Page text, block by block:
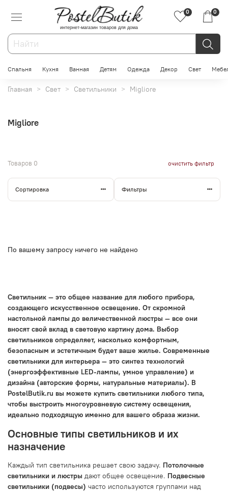
интернет-магазин товаров для дома
0 0
Спальня Кухня Ванная Детям Одежда Декор Свет
Главная Свет Светильники Migliore
Migliore
Товаров 0 очистить фильтр
Сортировка Фильтры
По вашему запросу ничего не найдено
Светильник — это общее название для любого прибора,
создающего искусственное освещение. От скромной
настольной лампы до величественной люстры — все они
вносят свой вклад в световую картину дома. Выбор
светильников определяет, насколько комфортным,
безопасным и эстетичным будет ваше жилье. Современные
светильники для интерьера — это синтез технологий
(энергоэффективные LED-лампы, умное управление) и
дизайна (авторские формы, натуральные материалы). В
PostelButik.ru вы можете купить светильники любого типа,
чтобы выстроить многоуровневую систему освещения,
идеально подходящую именно для вашего образа жизни.
Основные типы светильников и их
назначение
Каждый тип светильника решает свою задачу. Потолочные
светильники и люстры дают общее освещение. Подвесные
светильники (подвесы) часто используются группами над